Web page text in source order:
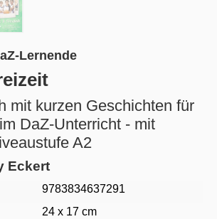
Lernende
mit kurzen Geschichten für
DaZ-Unterricht - mit
A2
Eckert
9783834637291
24 x 17 cm